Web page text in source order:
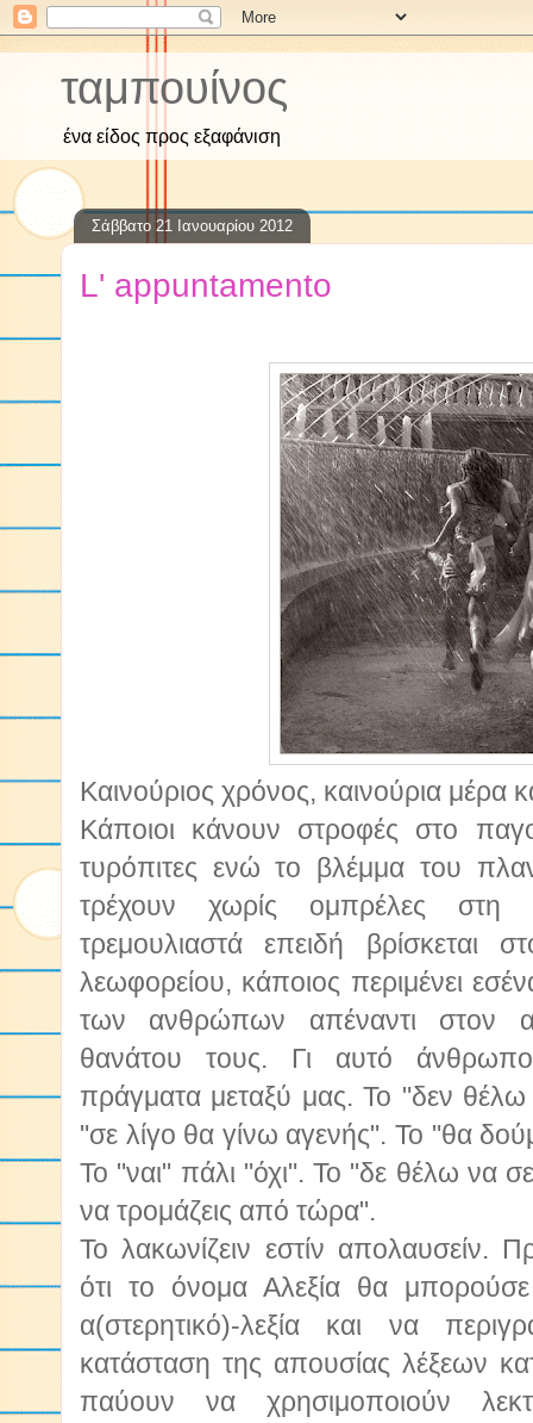
ταμπουίνος
ένα είδος προς εξαφάνιση
Σάββατο 21 Ιανουαρίου 2012
L' appuntamento
Καινούριος χρόνος, καινούρια μέρα
Κάποιοι κάνουν στροφές στο
τυρόπιτες ενώ το βλέμμα του
τρέχουν χωρίς ομπρέλες στη
τρεμουλιαστά επειδή βρίσκεται
λεωφορείου, κάποιος περιμένει
των ανθρώπων απέναντι στον
θανάτου τους. Γι αυτό
πράγματα μεταξύ μας. Το "δεν
"σε λίγο θα γίνω αγενής". Το "θα
Το "ναι" πάλι "όχι". Το "δε θέλω να
να τρομάζεις από τώρα".
Το λακωνίζειν εστίν απολαυσείν.
ότι το όνομα Αλεξία θα
α(στερητικό)-λεξία και να
κατάσταση της απουσίας λέξεων
παύουν να χρησιμοποιούν